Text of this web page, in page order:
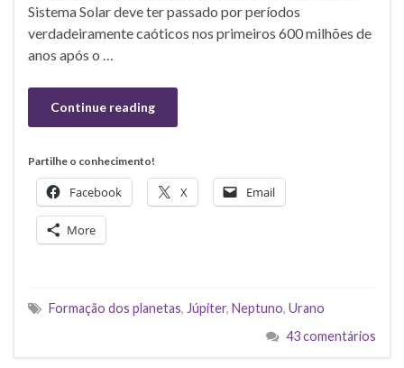
Sistema Solar deve ter passado por períodos
verdadeiramente caóticos nos primeiros 600 milhões de
anos após o …
Continue reading
Partilhe o conhecimento!
Facebook X Email
More
Formação dos planetas, Júpiter, Neptuno, Urano
43 comentários